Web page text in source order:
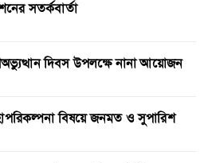
সতর্কবার্তা
দিবস উপলক্ষে নানা আয়োজন
বিষয়ে জনমত ও সুপারিশ